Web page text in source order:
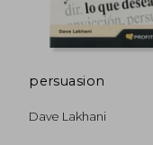
persuasion
Dave Lakhani